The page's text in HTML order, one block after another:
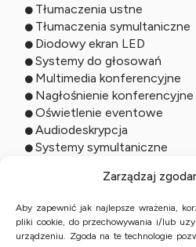
Zarządzaj
Aby zapewnić jak najlepsze wrażenia,
pliki cookie, do przechowywania i/lub
urządzeniu. Zgoda na te technologie
Tłumaczenia ustne
Tłumaczenia symultaniczne
Diodowy ekran LED
Systemy do głosowań
Multimedia konferencyjne
Nagłośnienie konferencyjne
Oświetlenie eventowe
Audiodeskrypcja
Systemy symultaniczne
Usługi online
Tłumaczenia zdalne
Tłumaczenia ustne online
Studio online